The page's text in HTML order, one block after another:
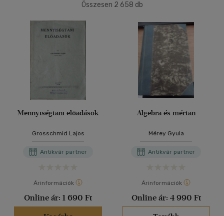
500 Ft - 2500 Ft
Korosztály szerint
Gyermek (2)
6 -10 év (6)
14 - 18 év(29)
mind(10)
Gyermek és ifjúsági
Összesen 2 658 db
Mennyiségtani előadások
Grosschmid Lajos
Antikvár partner
Árinformációk
Online ár: 1 690 Ft
Algebra és mértan
Mérey Gyula
Antikvár partner
Árinformációk
Online ár: 4 990 Ft